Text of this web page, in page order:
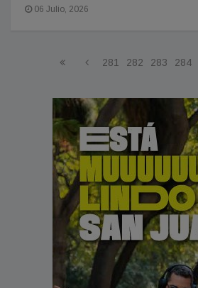
06 Julio, 2026
281 282 283 284